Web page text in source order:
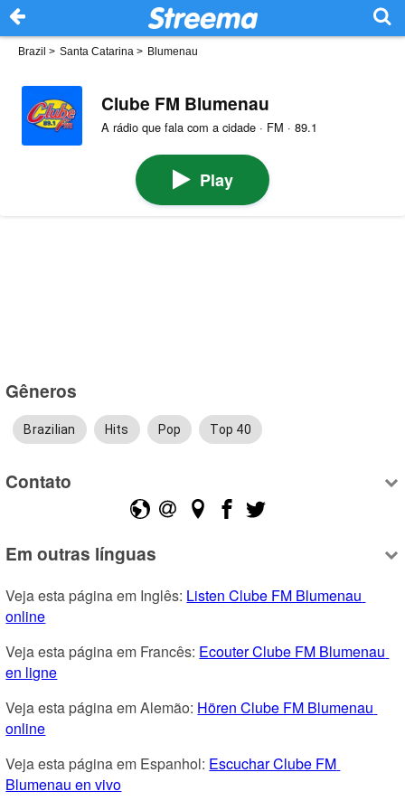
Brazil > Santa Catarina > Blumenau
Clube FM Blumenau
A rádio que fala com a cidade · FM · 89.1
Play
Gêneros
Brazilian Hits Pop Top 40
Contato
Em outras línguas
Veja esta página em Inglês: Listen Clube FM Blumenau
online
Veja esta página em Francês: Ecouter Clube FM Blumenau
en ligne
Veja esta página em Alemão: Hören Clube FM Blumenau
online
Veja esta página em Espanhol: Escuchar Clube FM
Blumenau en vivo